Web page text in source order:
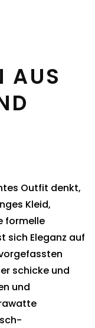
AUS
Outfit denkt,
Kleid,
formelle
sich Eleganz auf
schicke und
und